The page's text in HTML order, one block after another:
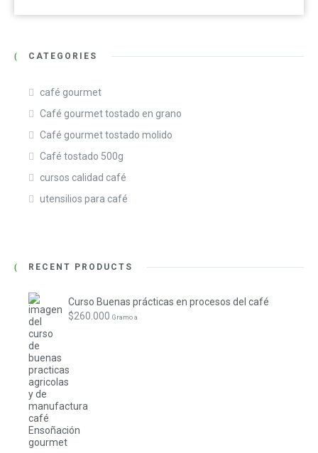
CATEGORIES
café gourmet
Café gourmet tostado en grano
Café gourmet tostado molido
Café tostado 500g
cursos calidad café
utensilios para café
RECENT PRODUCTS
Curso Buenas prácticas en procesos del café
$260.000 Gramo a